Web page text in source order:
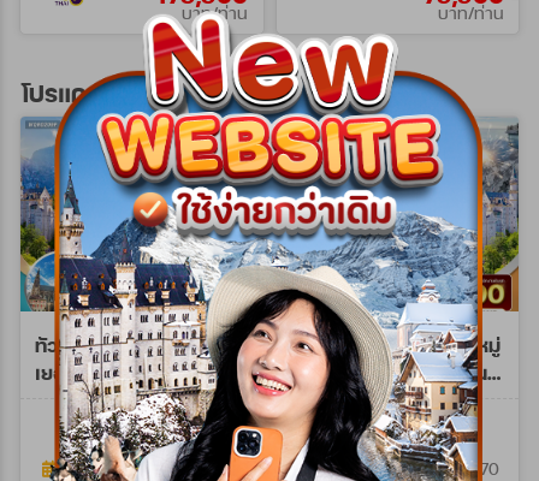
บาท/ท่าน บาท/ท่าน
โปรแกรมทัวร์ยุโรปตะวันออก
ทัวร์ยุโรปตะวันออก
เยอรมนี - ออสเตรีย -
เช็ก - สโลวาเกีย - ฮังการี
9วัน (QR)WQR0209P
9วัน 6คืน
17 มิ.ย. 69 - 03 ม.ค. 70
ทัวร์ยุโรปตะวันออก พักหมู่
บ้านฮัลสตัทท์ 10วัน 7คืน
(LH+OS)
WLH0210NY
10วัน 7คืน
25 ธ.ค. 69 - 03 ม.ค. 70